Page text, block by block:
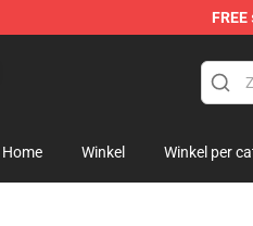
FREE
With Sirens Merchandise Shop
Home Winkel Winkel per